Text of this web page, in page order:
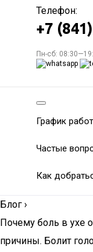
Телефон:
+7
Пн-сб:
График
Частые
Как
Блог ›
Почему боль в ухе
причины. Болит